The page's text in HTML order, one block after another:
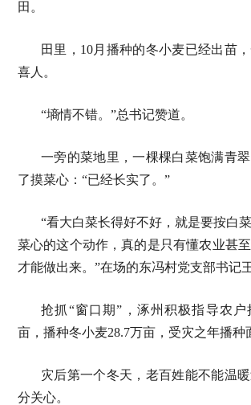
田。
田里，10月播种的冬小麦已经出苗
喜人。
“墒情不错。”总书记赞道。
一旁的菜地里，一棵棵白菜饱满青
了摸菜心：“已经长实了。”
“看大白菜长得好不好，就是要按白
菜心的这个动作，真的是只有懂农业甚
才能做出来。”在场的东冯村党支部书记
抢抓“窗口期”，涿州积极指导农户
亩，播种冬小麦28.7万亩，受灾之年播种
灾后第一个冬天，老百姓能不能温
分关心。